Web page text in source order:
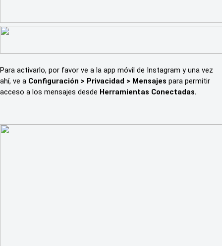
Para activarlo, por favor ve a la app móvil de Instagram y una vez
ahí, ve a Configuración > Privacidad > Mensajes para permitir
acceso a los mensajes desde Herramientas Conectadas.